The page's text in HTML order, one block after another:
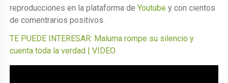
reproducciones en la plataforma deYoutube y con cientos
de comentrarios positivos.
TE PUEDE INTERESAR: Maluma rompe su silencio y
cuenta toda la verdad | VIDEO